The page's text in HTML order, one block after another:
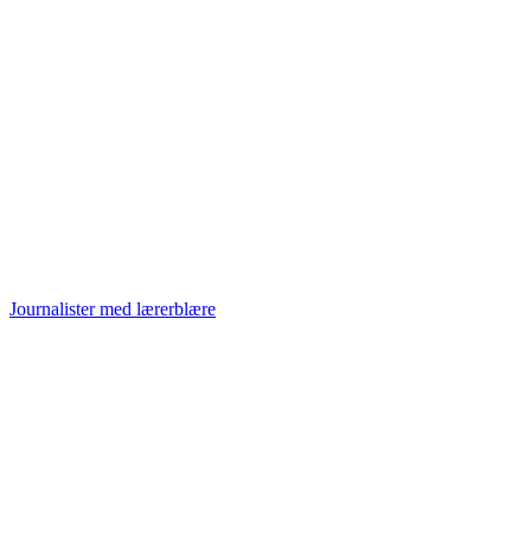
Journalister med lærerblære